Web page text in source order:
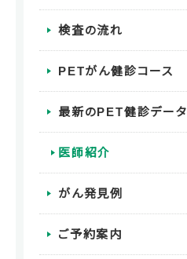
検査の流れ
PETがん健診コース
最新のPET健診データ
医師紹介
がん発見例
ご予約案内